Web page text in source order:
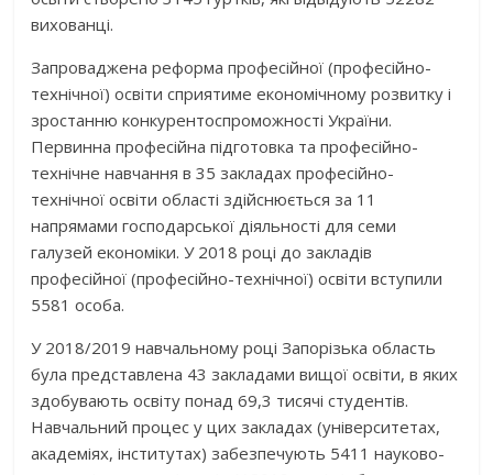
вихованці.
Запроваджена реформа професійної (професійно-
технічної) освіти сприятиме економічному розвитку і
зростанню конкурентоспроможності України.
Первинна професійна підготовка та професійно-
технічне навчання в 35 закладах професійно-
технічної освіти області здійснюється за 11
напрямами господарської діяльності для семи
галузей економіки. У 2018 році до закладів
професійної (професійно-технічної) освіти вступили
5581 особа.
У 2018/2019 навчальному році Запорізька область
була представлена 43 закладами вищої освіти, в яких
здобувають освіту понад 69,3 тисячі студентів.
Навчальний процес у цих закладах (університетах,
академіях, інститутах) забезпечують 5411 науково-